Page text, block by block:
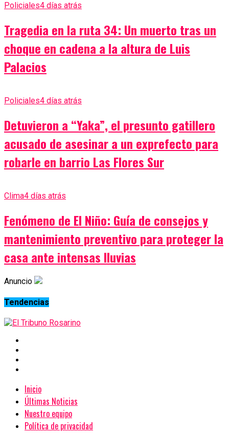
Policiales4 días atrás
Tragedia en la ruta 34: Un muerto tras un
choque en cadena a la altura de Luis
Palacios
Policiales4 días atrás
Detuvieron a “Yaka”, el presunto gatillero
acusado de asesinar a un exprefecto para
robarle en barrio Las Flores Sur
Clima4 días atrás
Fenómeno de El Niño: Guía de consejos y
mantenimiento preventivo para proteger la
casa ante intensas lluvias
Anuncio
Tendencias
Inicio
Últimas Noticias
Nuestro equipo
Política de privacidad